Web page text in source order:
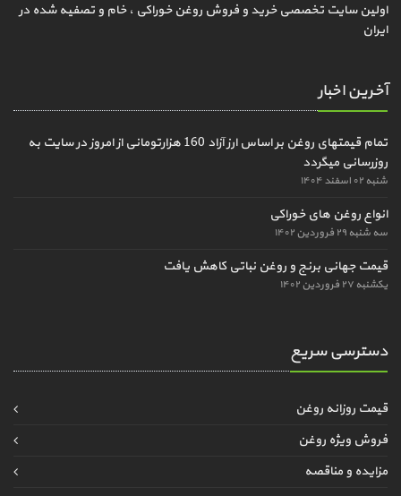
اولین سایت تخصصی خرید و فروش روغن خوراکی ، خام و تصفیه شده در
ایران
آخرین اخبار
تمام قیمتهای روغن بر اساس ارز آزاد 160 هزارتومانی از امروز در سایت به
روزرسانی میگردد
شنبه ۰۲ اسفند ۱۴۰۴
انواع روغن های خوراکی
سه شنبه ۲۹ فروردین ۱۴۰۲
قیمت جهانی برنج و روغن نباتی کاهش یافت
یکشنبه ۲۷ فروردین ۱۴۰۲
دسترسی سریع
قیمت روزانه روغن
فروش ویژه روغن
مزایده و مناقصه